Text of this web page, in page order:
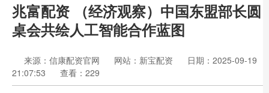
兆富配资 （经济观察）中国东盟部长圆
桌会共绘人工智能合作蓝图
来源：信康配资官网 网站：新宝配资
日期：2025-09-19
21:07:53
查看：229